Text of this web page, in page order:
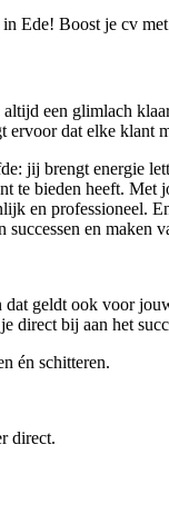
Ede! Boost je cv
een glimlach
dat elke klant
jij brengt energie
te bieden heeft.
en professioneel.
en maken
geldt ook voor
direct bij aan het
én schitteren.
direct.